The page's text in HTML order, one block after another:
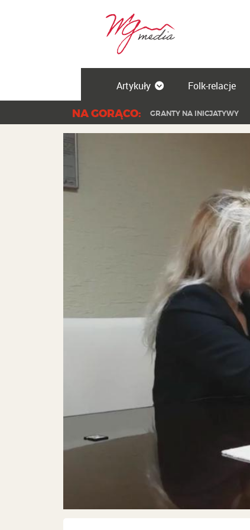
Artykuły Folk-relacje
NA GORĄCO: GRANTY NA INICJATYWY